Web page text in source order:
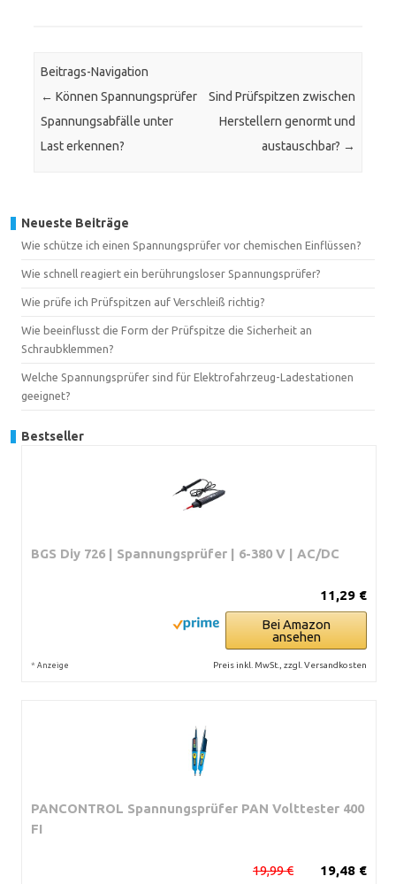
Beitrags-Navigation
← Können Spannungsprüfer
Spannungsabfälle unter
Last erkennen?
Sind Prüfspitzen zwischen
Herstellern genormt und
austauschbar? →
Neueste Beiträge
Wie schütze ich einen Spannungsprüfer vor chemischen Einflüssen?
Wie schnell reagiert ein berührungsloser Spannungsprüfer?
Wie prüfe ich Prüfspitzen auf Verschleiß richtig?
Wie beeinflusst die Form der Prüfspitze die Sicherheit an
Schraubklemmen?
Welche Spannungsprüfer sind für Elektrofahrzeug-Ladestationen
geeignet?
Bestseller
BGS Diy 726 | Spannungsprüfer | 6-380 V | AC/DC
11,29 €
Bei Amazon
ansehen
* Anzeige Preis inkl. MwSt., zzgl. Versandkosten
PANCONTROL Spannungsprüfer PAN Volttester 400
FI
19,48 €
19,99 €